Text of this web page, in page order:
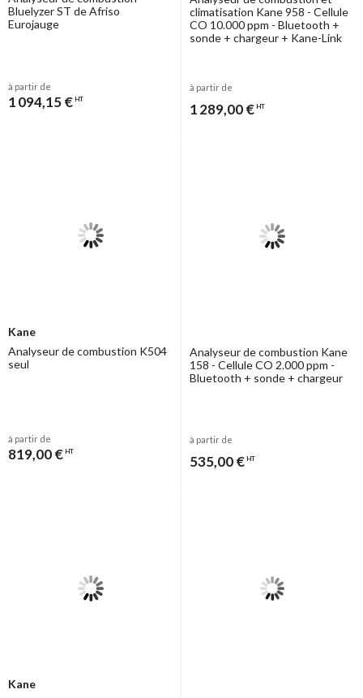
Bluelyzer ST de Afriso
Eurojauge
à partir de
1 094,15 € HT
climatisation Kane 958 - Cellule
CO 10.000 ppm - Bluetooth +
sonde + chargeur + Kane-Link
à partir de
1 289,00 € HT
Kane
Analyseur de combustion K504
seul
à partir de
819,00 € HT
Analyseur de combustion Kane
158 - Cellule CO 2.000 ppm -
Bluetooth + sonde + chargeur
à partir de
535,00 € HT
Kane